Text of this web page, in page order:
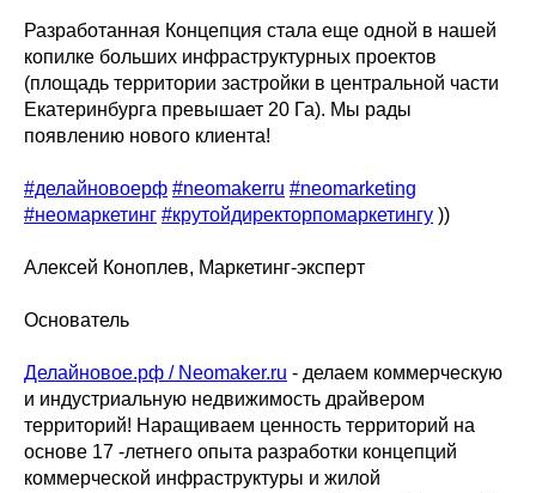
Разработанная Концепция стала еще одной в нашей
копилке больших инфраструктурных проектов
(площадь территории застройки в центральной части
Екатеринбурга превышает 20 Га). Мы рады
появлению нового клиента!
#делайновоерф #neomakerru #neomarketing
#неомаркетинг #крутойдиректорпомаркетингу ))
Алексей Коноплев, Маркетинг-эксперт
Основатель
Делайновое.рф / Neomaker.ru - делаем коммерческую
и индустриальную недвижимость драйвером
территорий! Наращиваем ценность территорий на
основе 17 -летнего опыта разработки концепций
коммерческой инфраструктуры и жилой